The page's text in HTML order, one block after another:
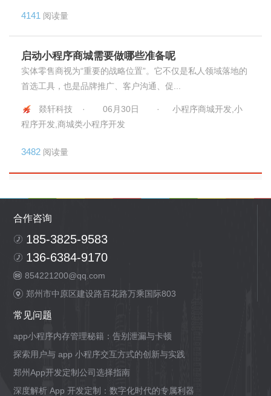
4141 阅读量
启动小程序商城需要做哪些准备呢
实体零售商视为“重要的战略位置”。它不仅是私人领域落地的
首选工具，也是品牌推广、客户沟通、促...
燚轩科技 · 06月30日 ·
小程序商城开发,小
程序开发,商城类小程序开发
3482 阅读量
合作咨询
185-3825-9583
136-6384-9170
854221200@qq.com
郑州市中原区建设路百花路万乘国际803
常见问题
app小程序内存管理秘籍：告别泄漏与卡顿
探索用户与 app 小程序交互方式的创新与实践
郑州App开发定制公司选择指南
深度解析 App 开发定制：数字化时代的专属利器